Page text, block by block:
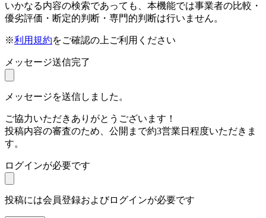
いかなる内容の検索であっても、本機能では事業者の比較・
優劣評価・断定的判断・専門的判断は行いません。
※利用規約をご確認の上ご利用ください
メッセージ送信完了
メッセージを送信しました。
ご協力いただきありがとうございます！
投稿内容の審査のため、公開まで約3営業日程度いただきま
す。
ログインが必要です
投稿には会員登録およびログインが必要です